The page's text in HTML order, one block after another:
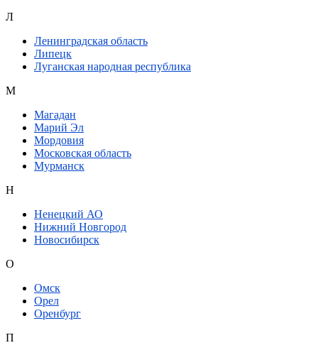
Л
Ленинградская область
Липецк
Луганская народная республика
М
Магадан
Марий Эл
Мордовия
Московская область
Мурманск
Н
Ненецкий АО
Нижний Новгород
Новосибирск
О
Омск
Орел
Оренбург
П